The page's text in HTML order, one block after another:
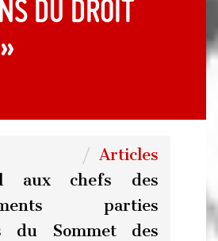
du droit
Articles
aux chefs des
parties
du Sommet des